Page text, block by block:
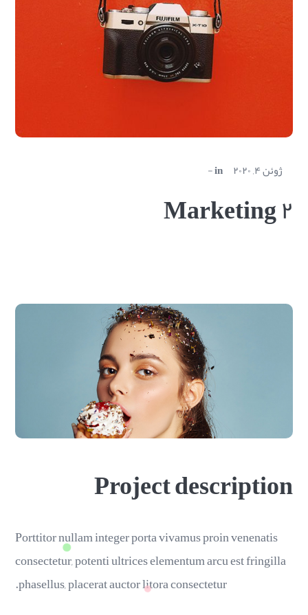
ژوئن ۴, ۲۰۲۰ in
Marketing ۲
Project description
Porttitor nullam integer porta vivamus proin venenatis
consectetur, potenti ultrices elementum arcu est fringilla
phasellus, placerat auctor litora consectetur.